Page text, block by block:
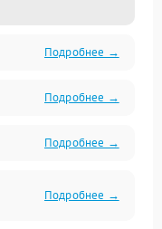
Подробнее →
Подробнее →
Подробнее →
Подробнее →